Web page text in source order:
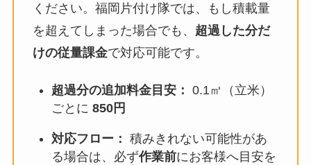
ください。福岡片付け隊では、もし積載量
を超えてしまった場合でも、 超過した分だ
けの従量課金で対応可能です。
超過分の追加料金目安： 0.1㎥（立米）
ごとに 850円
対応フロー： 積みきれない可能性があ
る場合は、必ず作業前にお客様へ目安を